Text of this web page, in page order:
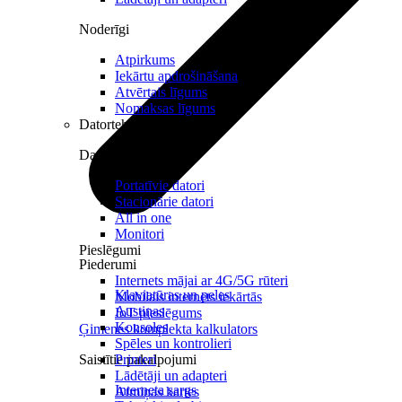
Pieslēgumi
Internets mājai ar 4G/5G rūteri
Mobilais internets iekārtās
IoT pieslēgums
Ģimenes komplekta kalkulators
Saistītie pakalpojumi
Interneta sargs
Noderīgi
Atpirkums
Iekārtu apdrošināšana
Atvērtais līgums
Nomaksas līgums
Datortehnika
Datori un Monitori
Portatīvie datori
Stacionārie datori
All in one
Monitori
Piederumi
Klaviatūras un peles
Austiņas
Konsoles
Spēles un kontrolieri
Printeri
Lādētāji un adapteri
Atmiņas kartes